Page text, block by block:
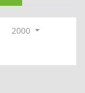
2000